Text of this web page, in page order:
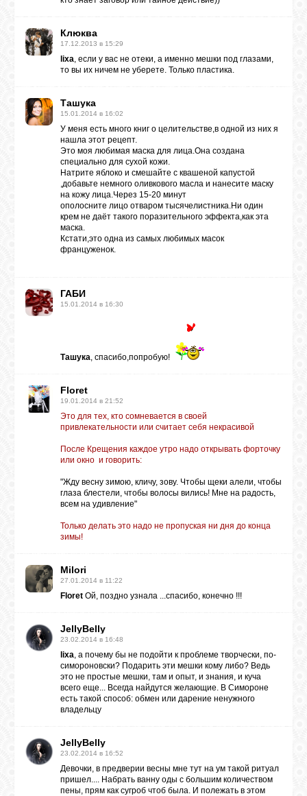
Клюква
17.12.2013 в 15:29
lixa, если у вас не отеки, а именно мешки под глазами,
то вы их ничем не уберете. Только пластика.
Ташука
15.01.2014 в 16:02
У меня есть много книг о целительстве,в одной из них я
нашла этот рецепт.
Это моя любимая маска для лица.Она создана
специально для сухой кожи.
Натрите яблоко и смешайте с квашеной капустой
,добавьте немного оливкового масла и нанесите маску
на кожу лица.Через 15-20 минут
ополосните лицо отваром тысячелистника.Ни один
крем не даёт такого поразительного эффекта,как эта
маска.
Кстати,это одна из самых любимых масок
француженок.
ГАБИ
15.01.2014 в 16:30
Ташука, спасибо,попробую!
Floret
19.01.2014 в 21:52
Это для тех, кто сомневается в своей
привлекательности или считает себя некрасивой
После Крещения каждое утро надо открывать форточку
или окно и говорить:
"Жду весну зимою, кличу, зову. Чтобы щеки алели, чтобы
глаза блестели, чтобы волосы вились! Мне на радость,
всем на удивление"
Только делать это надо не пропуская ни дня до конца
зимы!
Milori
27.01.2014 в 11:22
Floret Ой, поздно узнала ...спасибо, конечно !!!
JellyBelly
23.02.2014 в 16:48
lixa, а почему бы не подойти к проблеме творчески, по-
симороновски? Подарить эти мешки кому либо? Ведь
это не простые мешки, там и опыт, и знания, и куча
всего еще... Всегда найдутся желающие. В Симороне
есть такой способ: обмен или дарение ненужного
владельцу
JellyBelly
23.02.2014 в 16:52
Девочки, в предверии весны мне тут на ум такой ритуал
пришел.... Набрать ванну оды с большим количеством
пены, прям как сугроб чтоб была. И полежать в этом